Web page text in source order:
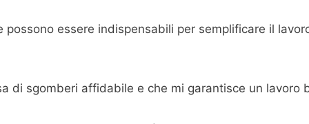
possono essere indispensabili per semplificare il
di sgomberi affidabile e che mi garantisce un lavoro